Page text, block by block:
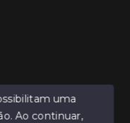
uma
Ao continuar,